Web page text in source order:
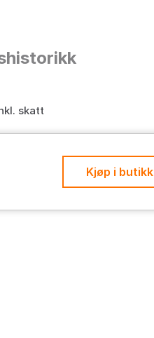
skatt
Kjøp i butikk